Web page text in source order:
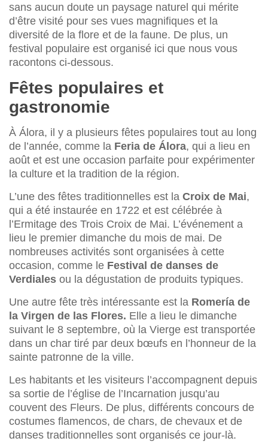
sans aucun doute un paysage naturel qui mérite
d’être visité pour ses vues magnifiques et la
diversité de la flore et de la faune. De plus, un
festival populaire est organisé ici que nous vous
racontons ci-dessous.
Fêtes populaires et
gastronomie
À Álora, il y a plusieurs fêtes populaires tout au long
de l’année, comme la Feria de Álora, qui a lieu en
août et est une occasion parfaite pour expérimenter
la culture et la tradition de la région.
L’une des fêtes traditionnelles est la Croix de Mai,
qui a été instaurée en 1722 et est célébrée à
l’Ermitage des Trois Croix de Mai. L’événement a
lieu le premier dimanche du mois de mai. De
nombreuses activités sont organisées à cette
occasion, comme le Festival de danses de
Verdiales ou la dégustation de produits typiques.
Une autre fête très intéressante est la Romería de
la Virgen de las Flores. Elle a lieu le dimanche
suivant le 8 septembre, où la Vierge est transportée
dans un char tiré par deux bœufs en l’honneur de la
sainte patronne de la ville.
Les habitants et les visiteurs l’accompagnent depuis
sa sortie de l’église de l’Incarnation jusqu’au
couvent des Fleurs. De plus, différents concours de
costumes flamencos, de chars, de chevaux et de
danses traditionnelles sont organisés ce jour-là.